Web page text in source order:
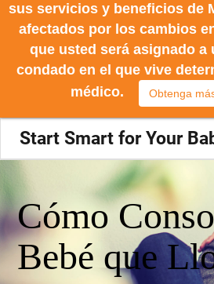
sus servicios y beneficios de
afectados por los cambios
que usted será asignado a
condado en el que vive
médico.
Obtenga
Start Smart for Your
Cómo
Bebé que